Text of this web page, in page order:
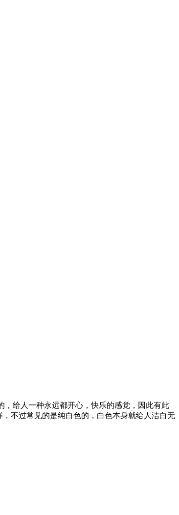
给人一种永远都开心，快乐的感觉，因此有此
不过常见的是纯白色的，白色本身就给人洁白无